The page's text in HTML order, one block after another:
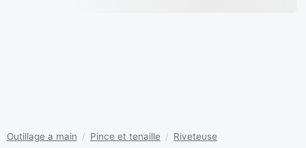
Outillage a main / Pince et tenaille / Riveteuse